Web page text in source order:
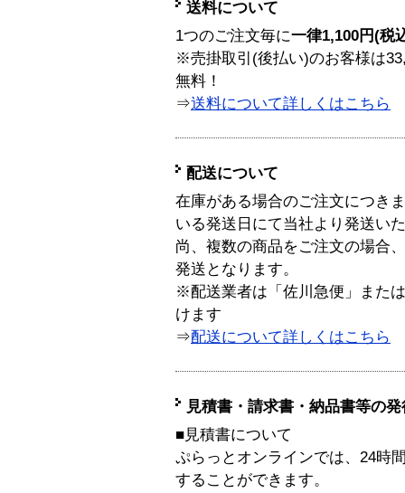
送料について
1つのご注文毎に一律1,100円(税
※売掛取引(後払い)のお客様は
無料！
⇒送料について詳しくはこちら
配送について
在庫がある場合のご注文につき
いる発送日にて当社より発送い
尚、複数の商品をご注文の場合
発送となります。
※配送業者は「佐川急便」また
けます
⇒配送について詳しくはこちら
見積書・請求書・納品書等の
■見積書について
ぷらっとオンラインでは、24時
することができます。